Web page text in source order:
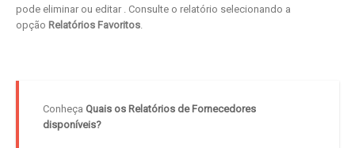
pode eliminar ou editar . Consulte o relatório selecionando a
opção Relatórios Favoritos.
Conheça Quais os Relatórios de Fornecedores
disponíveis?